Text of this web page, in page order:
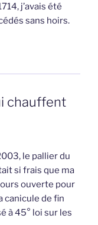
j’avais été
sans hoirs.
chauffent
le pallier du
si frais que ma
ouverte pour
canicule de fin
à 45° loi sur les